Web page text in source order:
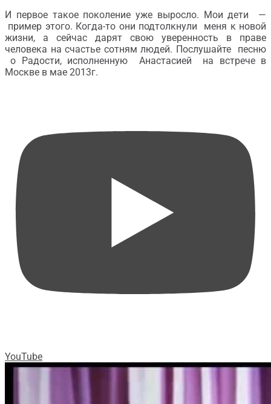
И первое такое поколение уже выросло. Мои дети —
пример этого. Когда-то они подтолкнули меня к новой
жизни, а сейчас дарят свою уверенность в праве
человека на счастье сотням людей. Послушайте песню
о Радости, исполненную Анастасией на встрече в
Москве в мае 2013г.
YouTube